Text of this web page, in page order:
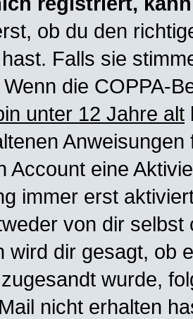
ob du den
Falls sie
die COPPA-
unter 12 Jahre alt
Account eine
immer erst
von dir selbst
wird dir gesagt, ob
wurde,
nicht erhalten